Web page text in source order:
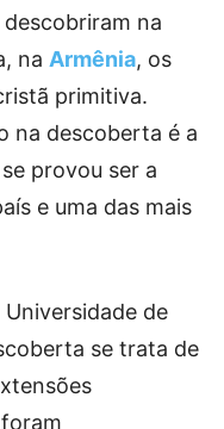
na
na Armênia, os
primitiva.
na descoberta é a
provou ser a
e uma das mais
de
se trata de